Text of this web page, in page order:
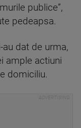
publice”,
pedeapsa.
dat de urma,
ample actiuni
domiciliu.